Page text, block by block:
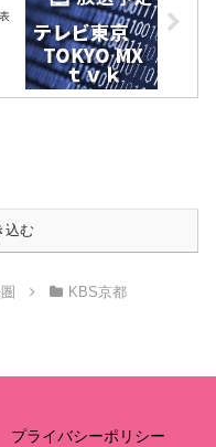
込む
KBS京都
プライバシーポリシー